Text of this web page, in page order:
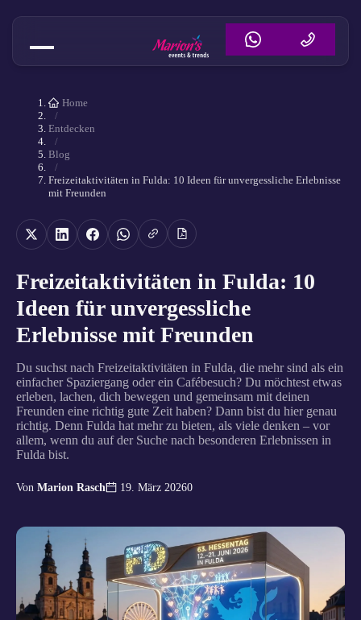
Home
/
Entdecken
/
Blog
/
Freizeitaktivitäten in Fulda: 10 Ideen für unvergessliche Erlebnisse
mit Freunden
Freizeitaktivitäten in Fulda: 10
Ideen für unvergessliche
Erlebnisse mit Freunden
Du suchst nach Freizeitaktivitäten in Fulda, die mehr sind als ein
einfacher Spaziergang oder ein Cafébesuch? Du möchtest etwas
erleben, lachen, dich bewegen und gemeinsam mit deinen
Freunden eine richtig gute Zeit haben? Dann bist du hier genau
richtig. Denn Fulda hat mehr zu bieten, als viele denken – vor
allem, wenn du auf der Suche nach besonderen Erlebnissen in
Fulda bist.
Von Marion Rasch 19. März 20260